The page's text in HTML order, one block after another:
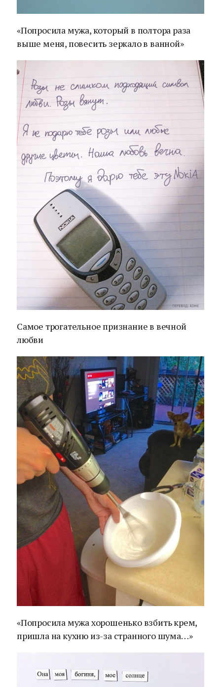
«Попросила мужа, который в полтора раза
выше меня, повесить зеркало в ванной»
Самое трогательное признание в вечной
любви
«Попросила мужа хорошенько взбить крем,
пришла на кухню из-за странного шума…»